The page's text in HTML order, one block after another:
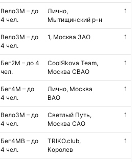
Вело3М – до
4 чел.
Лично,
Мытищинский р-н
1
Вело3М – до
4 чел.
1, Москва ЗАО 1
Бег2М – до 4
чел.
CoolЯkova Team,
Москва СВАО
1
Бег4М – до
4 чел.
Лично, Москва
ВАО
1
Вело3М – до
4 чел.
Светлый Путь,
Москва САО
1
Бег4МВ – до
4 чел.
TRIKO.club,
Королев
1